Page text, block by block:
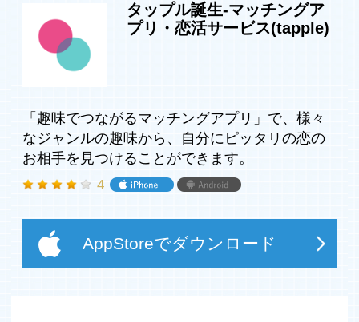
・運転免許証、健康保険証等を用いた年齢確認を実施。
(既婚者や18歳以下の未成年はご利用いただけません。)
【タップルのここがオススメ】
・20代の3人に1人が利用しています。
・パッと1秒！スワイプでマッチングするので通勤・通学
などのスキマ時間に恋愛をスタートできます。
・プロフィールの詳細検索が豊富(年齢/居住地/職業/年収/
チングする”おでかけ機能”でデート相手が見つかります。
(※2)2017年7月14日〜7月15日の間、全国の20代～40代
タップル誕生-マッチングア
プリ・恋活サービス(tapple)
「趣味でつながるマッチングアプリ」で、様々
なジャンルの趣味から、自分にピッタリの恋の
お相手を見つけることができます。
4
AppStoreでダウンロード